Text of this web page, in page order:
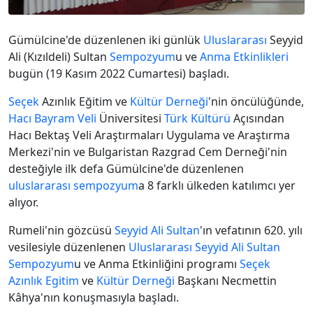
Gümülcine'de düzenlenen iki günlük Uluslararası Seyyid
Ali (Kızıldeli) Sultan Sempozyumu veAnma Etkinlikleri
bugün (19 Kasım 2022 Cumartesi) başladı.
SeçekAzınlık Eğitim ve Kültür Derneği'nin öncülüğünde,
Hacı Bayram Veli Üniversitesi Türk Kültürü Açısından
Hacı Bektaş Veli Araştırmaları Uygulama ve Araştırma
Merkezi'nin ve Bulgaristan Razgrad Cem Derneği'nin
desteğiyle ilk defa Gümülcine'de düzenlenen
uluslararası sempozyuma 8 farklı ülkeden katılımcı yer
alıyor.
Rumeli'nin gözcüsü Seyyid Ali Sultan'ın vefatının 620. yılı
vesilesiyle düzenlenen Uluslararası Seyyid Ali Sultan
Sempozyumu ve Anma Etkinliğini programı Seçek
Azınlık Egitim ve Kültür Derneği Başkanı Necmettin
Kâhya'nın konuşmasıyla başladı.